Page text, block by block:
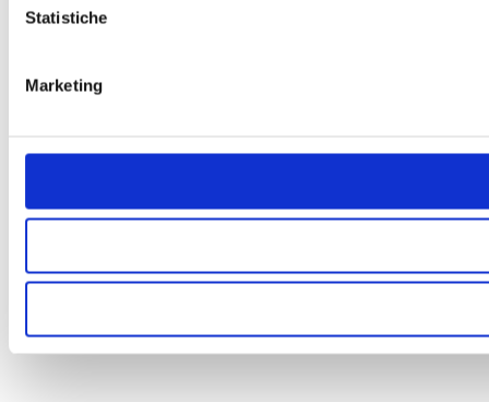
Statistiche
Marketing